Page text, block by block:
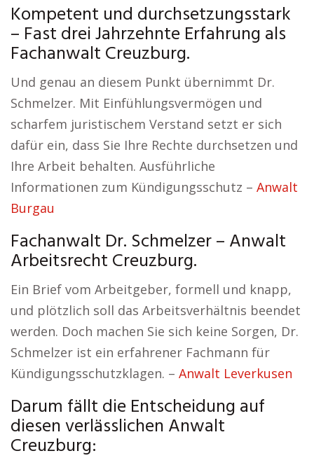
Kompetent und durchsetzungsstark
– Fast drei Jahrzehnte Erfahrung als
Fachanwalt Creuzburg.
Und genau an diesem Punkt übernimmt Dr.
Schmelzer. Mit Einfühlungsvermögen und
scharfem juristischem Verstand setzt er sich
dafür ein, dass Sie Ihre Rechte durchsetzen und
Ihre Arbeit behalten. Ausführliche
Informationen zum Kündigungsschutz – Anwalt
Burgau
Fachanwalt Dr. Schmelzer – Anwalt
Arbeitsrecht Creuzburg.
Ein Brief vom Arbeitgeber, formell und knapp,
und plötzlich soll das Arbeitsverhältnis beendet
werden. Doch machen Sie sich keine Sorgen, Dr.
Schmelzer ist ein erfahrener Fachmann für
Kündigungsschutzklagen. – Anwalt Leverkusen
Darum fällt die Entscheidung auf
diesen verlässlichen Anwalt
Creuzburg: